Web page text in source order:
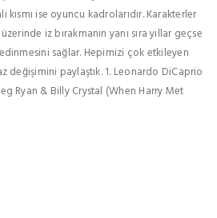
ise oyuncu kadrolarıdır. Karakterler
iz bırakmanın yanı sıra yıllar geçse
sağlar. Hepimizi çok etkileyen
değişimini paylaştık. 1. Leonardo DiCaprio
Ryan & Billy Crystal (When Harry Met